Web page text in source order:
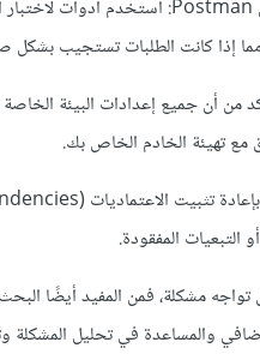
إذا كانت الطلبات تستجيب
تهيئة الخادم الخاص بك.
المفقودة.
تواجه مشكلة، فمن المفيد أيضًا